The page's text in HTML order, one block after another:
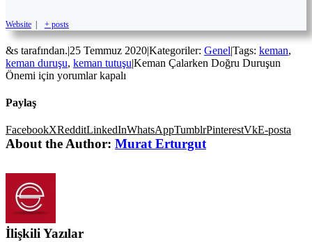
Website | + posts
&s tarafından.|25 Temmuz 2020|Kategoriler: Genel|Tags: keman,
keman duruşu, keman tutuşu|Keman Çalarken Doğru Duruşun
Önemi için yorumlar kapalı
Paylaş
FacebookXRedditLinkedInWhatsAppTumblrPinterestVkE-posta
About the Author: Murat Erturgut
İlişkili Yazılar